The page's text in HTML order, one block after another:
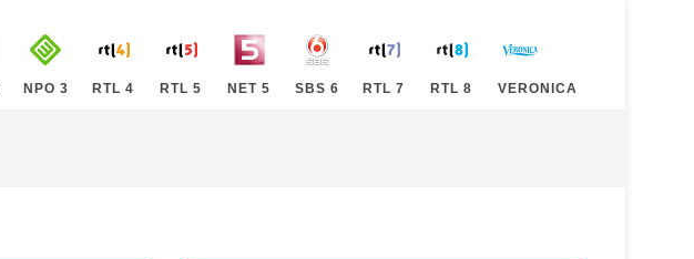
NPO 3 RTL 4 RTL 5 NET 5 SBS 6 RTL 7 RTL 8 VERONICA